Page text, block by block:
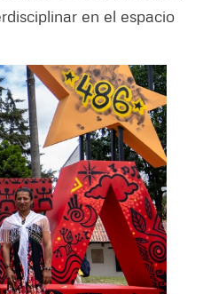
en el espacio